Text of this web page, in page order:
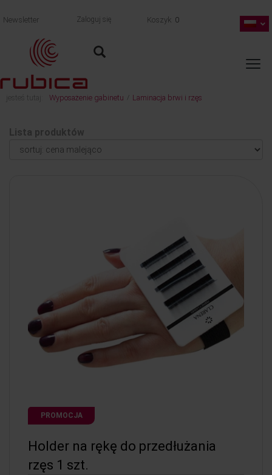
Newsletter Zaloguj się Koszyk 0
jesteś tutaj: Wyposażenie gabinetu Laminacja brwi i rzęs
Lista produktów
PROMOCJA
Holder na rękę do przedłużania
rzęs 1 szt.